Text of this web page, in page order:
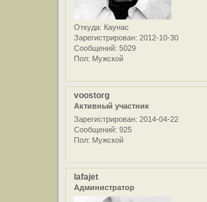
Откуда: Каунас
Зарегистрирован: 2012-10-30
Сообщений: 5029
Пол: Мужской
voostorg
Активный участник
Зарегистрирован: 2014-04-22
Сообщений: 925
Пол: Мужской
lafajet
Администратор